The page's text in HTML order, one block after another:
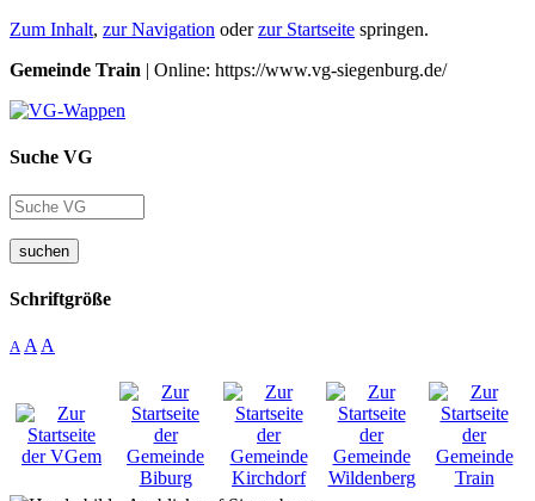
Zum Inhalt, zur Navigation oderzur Startseite springen.
Gemeinde Train | Online: https://www.vg-siegenburg.de/
Suche VG
suchen
Schriftgröße
A A A